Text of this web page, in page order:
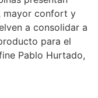
mayor confort y
a consolidar a
para el
Pablo Hurtado,